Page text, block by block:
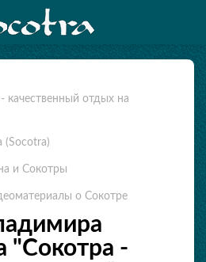
качественный отдых на
(Socotra)
и Сокотры
о Сокотре
"Сокотра -